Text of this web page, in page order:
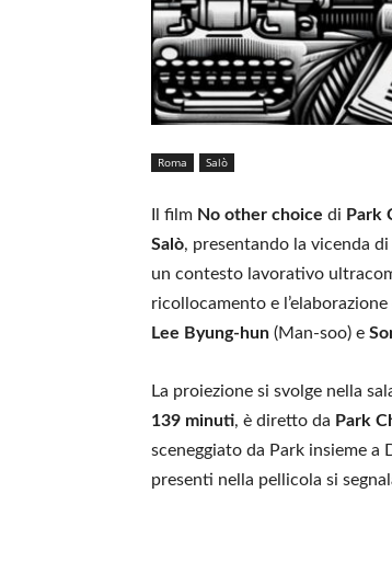
Roma Salò
Il film No other choice di Park
Salò, presentando la vicenda
un contesto lavorativo
ricollocamento e
Lee Byung‑hun (Man‑soo) e
La proiezione si svolge nella
139 minuti, è diretto da Park
sceneggiato da Park insieme a
presenti nella pellicola si